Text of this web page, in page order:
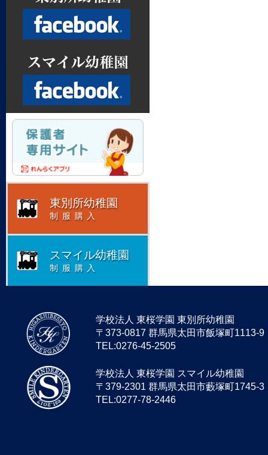
Facebook
Facebook
東別所幼稚園
制服購入
スマイル幼稚園
制服購入
学校法人 東桜学園 東別所幼稚園
〒373-0817 群馬県太田市飯塚町1113-9
TEL:0276-45-2505
学校法人 東桜学園 スマイル幼稚園
〒379-2301 群馬県太田市藪塚町1745-3
TEL:0277-78-2446